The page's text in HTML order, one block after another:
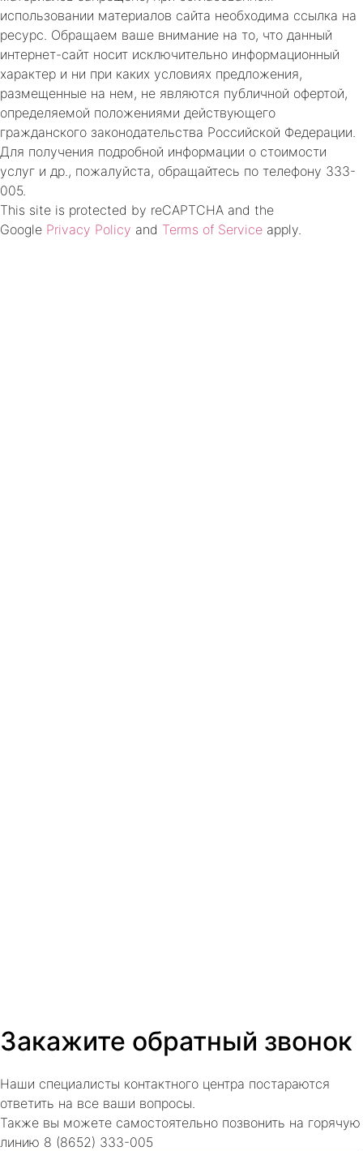
использовании материалов сайта необходима ссылка на
ресурс. Обращаем ваше внимание на то, что данный
интернет-сайт носит исключительно информационный
характер и ни при каких условиях предложения,
размещенные на нем, не являются публичной офертой,
определяемой положениями действующего
гражданского законодательства Российской Федерации.
Для получения подробной информации о стоимости
услуг и др., пожалуйста, обращайтесь по телефону 333-
005.
This site is protected by reCAPTCHA and the
Google Privacy Policy and Terms of Service apply.
Закажите обратный звонок
Наши специалисты контактного центра постараются
ответить на все ваши вопросы.
Также вы можете самостоятельно позвонить на горячую
линию 8 (8652) 333-005